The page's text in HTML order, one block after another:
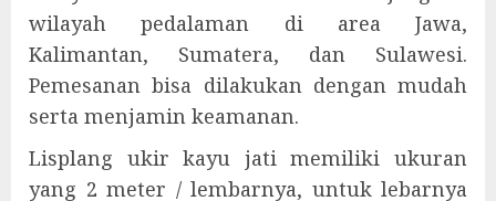
wilayah pedalaman di area Jawa,
Kalimantan, Sumatera, dan Sulawesi.
Pemesanan bisa dilakukan dengan mudah
serta menjamin keamanan.
Lisplang ukir kayu jati memiliki ukuran
yang 2 meter / lembarnya, untuk lebarnya